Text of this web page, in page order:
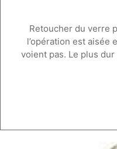
Retoucher du verre
l’opération est aisée
voient pas. Le plus